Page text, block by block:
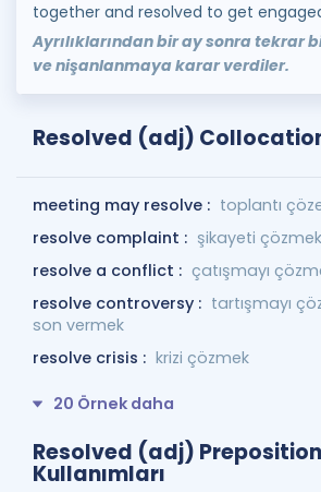
together and resolved to get
Ayrılıklarından bir ay sonra tekrar
ve nişanlanmaya karar verdiler.
Resolved (adj)
meeting may resolve : toplantı
resolve complaint : şikayeti çözmek
resolve a conflict : çatışmayı
resolve controversy : tartışmayı
son vermek
resolve crisis : krizi çözmek
20 Örnek daha
Resolved (adj) Preposition
Kullanımları